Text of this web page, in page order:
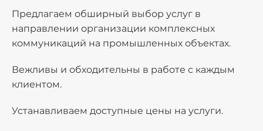
Предлагаем обширный выбор услуг в
направлении организации комплексных
коммуникаций на промышленных объектах.
Вежливы и обходительны в работе с каждым
клиентом.
Устанавливаем доступные цены на услуги.